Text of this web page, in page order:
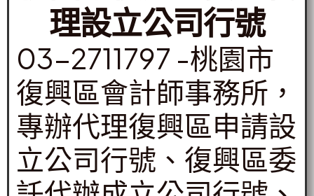
理設立公司行號
03-2711797 -桃園市
復興區會計師事務所，
專辦代理復興區申請設
立公司行號、復興區委